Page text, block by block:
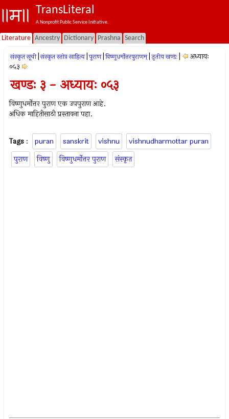
TransLiteral
A Nonprofit Public Service Initiative.
Literature Ancestry Dictionary Prashna Search
संस्कृत सूची संस्कृत स्तोत्र साहित्य पुराण विष्णुधर्मोत्तरपुराणम् तृतीय खण्डः
अध्यायः
०५३
खण्डः ३ - अध्यायः ०५३
विष्णुधर्मोत्तर पुराण एक उपपुराण आहे.
अधिक माहितीसाठी प्रस्तावना पहा.
Tags : puran sanskrit vishnu
vishnudharmottar puran
पुराण
विष्णु विष्णुधर्मोत्तर पुराण संस्कृत